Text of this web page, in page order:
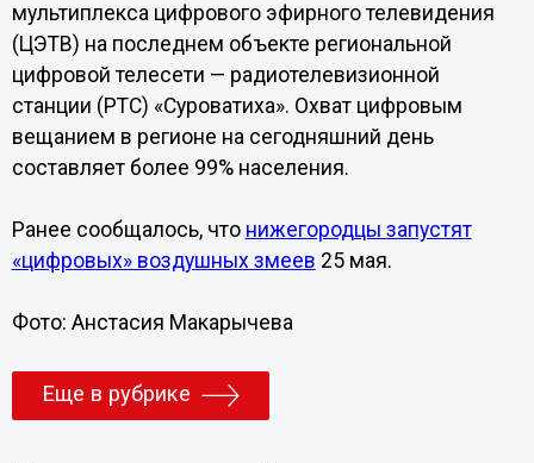
мультиплекса цифрового эфирного телевидения
(ЦЭТВ) на последнем объекте региональной
цифровой телесети — радиотелевизионной
станции (РТС) «Суроватиха». Охват цифровым
вещанием в регионе на сегодняшний день
составляет более 99% населения.
Ранее сообщалось, что нижегородцы запустят
«цифровых» воздушных змеев 25 мая.
Фото: Анстасия Макарычева
Еще в рубрике